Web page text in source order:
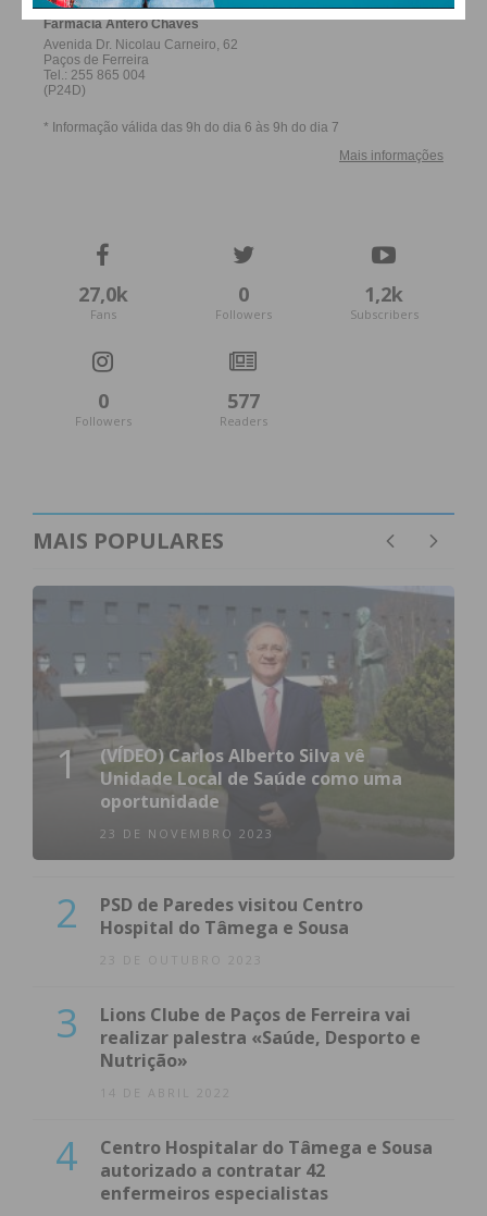
27,0k
Fans
0
Followers
1,2k
Subscribers
0
Followers
577
Readers
MAIS POPULARES
1
(VÍDEO) Carlos Alberto Silva vê
Unidade Local de Saúde como uma
oportunidade
23 DE NOVEMBRO 2023
2
PSD de Paredes visitou Centro
Hospital do Tâmega e Sousa
23 DE OUTUBRO 2023
3
Lions Clube de Paços de Ferreira vai
realizar palestra «Saúde, Desporto e
Nutrição»
14 DE ABRIL 2022
4
Centro Hospitalar do Tâmega e Sousa
autorizado a contratar 42
enfermeiros especialistas